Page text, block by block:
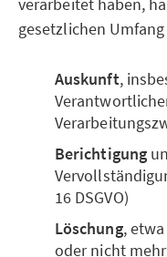
gesetzlichen
Auskunft,
Berichtigung
16 DSGVO)
Löschung,
oder nicht